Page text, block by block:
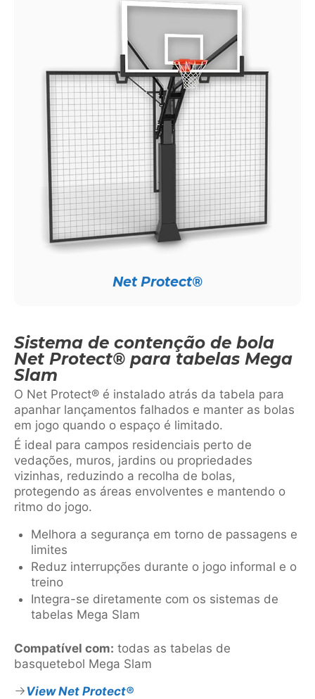
Net Protect®
Sistema de contenção de bola
Net Protect® para tabelas Mega
Slam
O Net Protect® é instalado atrás da tabela para
apanhar lançamentos falhados e manter as bolas
em jogo quando o espaço é limitado.
É ideal para campos residenciais perto de
vedações, muros, jardins ou propriedades
vizinhas, reduzindo a recolha de bolas,
protegendo as áreas envolventes e mantendo o
ritmo do jogo.
Melhora a segurança em torno de passagens e
limites
Reduz interrupções durante o jogo informal e o
treino
Integra-se diretamente com os sistemas de
tabelas Mega Slam
Compatível com: todas as tabelas de
basquetebol Mega Slam
View Net Protect®